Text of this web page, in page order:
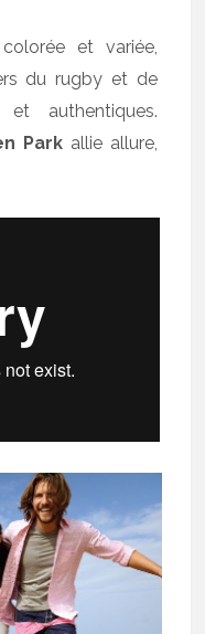
et variée,
du rugby et de
et authentiques.
Park allie allure,